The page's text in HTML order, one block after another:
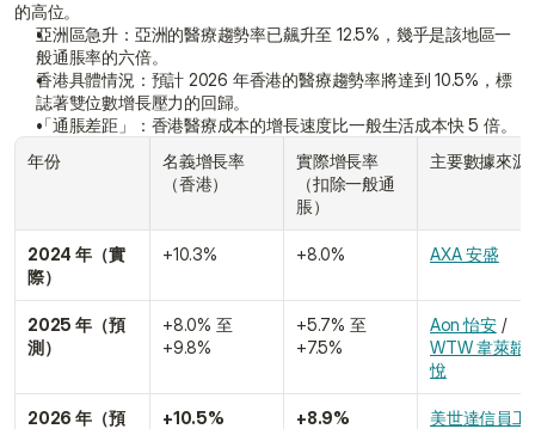
的高位。
亞洲區急升：亞洲的醫療趨勢率已飆升至 12.5%，幾乎是該地區一
般通脹率的六倍。
香港具體情況：預計 2026 年香港的醫療趨勢率將達到 10.5%，標
誌著雙位數增長壓力的回歸。
「通脹差距」：香港醫療成本的增長速度比一般生活成本快 5 倍。
年份
名義增長率
（香港）
實際增長率
（扣除一般通
脹）
主要數據來源
2024 年（實
際）
+10.3% +8.0% AXA 安盛
2025 年（預
測）
+8.0% 至
+9.8%
+5.7% 至
+7.5%
Aon 怡安 /
WTW 韋萊韜
悅
2026 年（預
+10.5% +8.9%
美世達信員工